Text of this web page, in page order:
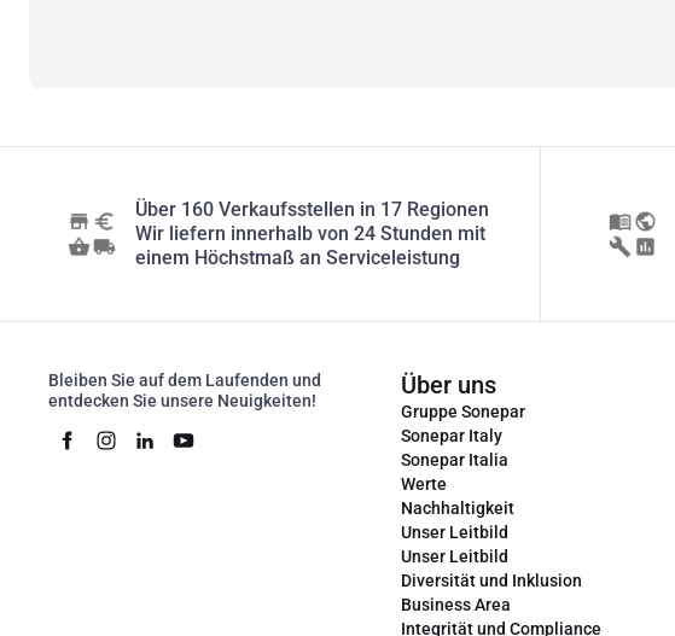
Über 160 Verkaufsstellen in 17 Regionen
Wir liefern innerhalb von 24 Stunden mit
einem Höchstmaß an Serviceleistung
Bleiben Sie auf dem Laufenden und
entdecken Sie unsere Neuigkeiten!
Über uns
Gruppe Sonepar
Sonepar Italy
Sonepar Italia
Werte
Nachhaltigkeit
Unser Leitbild
Unser Leitbild
Diversität und Inklusion
Business Area
Integrität und Compliance